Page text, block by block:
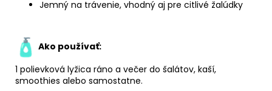
Jemný na trávenie, vhodný aj pre citlivé žalúdky
Ako používať:
1 polievková lyžica ráno a večer do šalátov, kaší,
smoothies alebo samostatne.